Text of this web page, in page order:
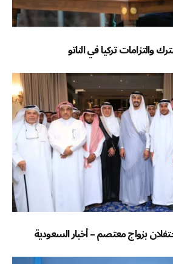
والتزامات تركيا في الناتو
بزواج معتصم – أخبار السعودية